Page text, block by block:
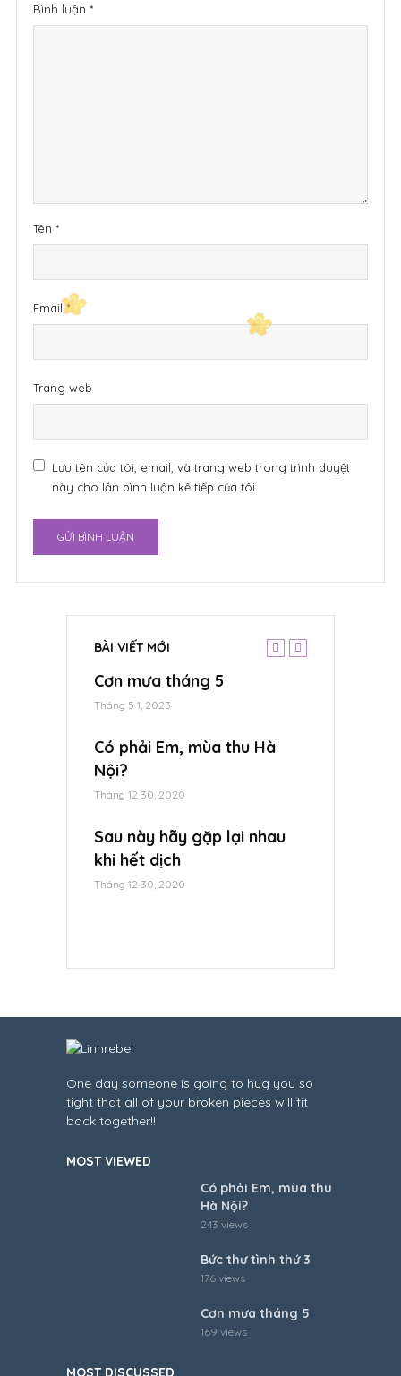
Bình luận *
Tên *
Email*
Trang web
Lưu tên của tôi, email, và trang web trong trình duyệt
này cho lần bình luận kế tiếp của tôi.
BÀI VIẾT MỚI
Cơn mưa tháng 5
Tháng 5 1, 2023
Có phải Em, mùa thu Hà
Nội?
Tháng 12 30, 2020
Sau này hãy gặp lại nhau
khi hết dịch
Tháng 12 30, 2020
One day someone is going to hug you so
tight that all of your broken pieces will fit
back together!!
MOST VIEWED
Có phải Em, mùa thu
Hà Nội?
243 views
Bức thư tình thứ 3
176 views
Cơn mưa tháng 5
169 views
MOST DISCUSSED